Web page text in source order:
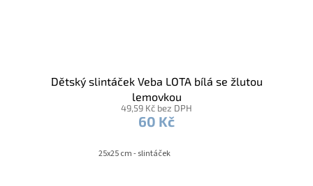
Dětský slintáček Veba LOTA bílá se žlutou
lemovkou
49,59 Kč bez DPH
60 Kč
25x25 cm - slintáček